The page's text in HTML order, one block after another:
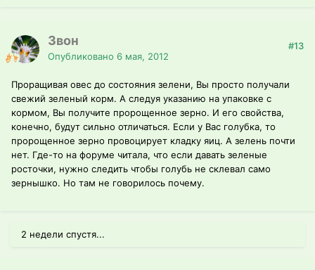
Звон
Опубликовано 6 мая, 2012
#13
Проращивая овес до состояния зелени, Вы просто получали
свежий зеленый корм. А следуя указанию на упаковке с
кормом, Вы получите пророщенное зерно. И его свойства,
конечно, будут сильно отличаться. Если у Вас голубка, то
пророщенное зерно провоцирует кладку яиц. А зелень почти
нет. Где-то на форуме читала, что если давать зеленые
росточки, нужно следить чтобы голубь не склевал само
зернышко. Но там не говорилось почему.
2 недели спустя...